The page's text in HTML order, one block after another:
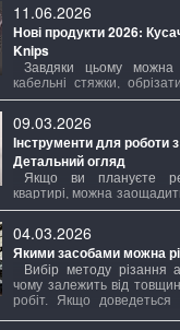
11.06.2026
Нові продукти 2026:
Knips
Завдяки цьому можна
кабельні стяжки,
потребі знімати, не
інструмент. Ріжучі
фіксуються, роблять
безпечними для
готовими до роботи.
09.03.2026
Інструменти для роботи
Детальний огляд
Якщо ви плануєте
квартирі, можна
обравши більш
навіть у цьому
значення. Для простого
стелі достатньо
для створення
стель з підсвічуванням
повний комплект.
04.03.2026
Якими засобами можна
Вибір методу різання
чому залежить від
робіт. Якщо доведеться